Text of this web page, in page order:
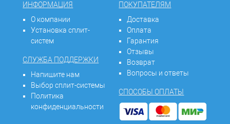
ИНФОРМАЦИЯ
О компании
Установка сплит-
систем
СЛУЖБА ПОДДЕРЖКИ
Напишите нам
Выбор сплит-системы
Политика
конфиденциальности
ПОКУПАТЕЛЯМ
Доставка
Оплата
Гарантия
Отзывы
Возврат
Вопросы и ответы
СПОСОБЫ ОПЛАТЫ